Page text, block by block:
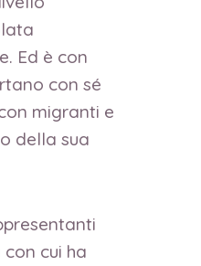
Ed è con
con sé
migranti e
della sua
cui ha